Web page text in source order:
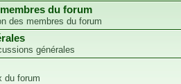
du forum
des membres du forum
générales
du forum